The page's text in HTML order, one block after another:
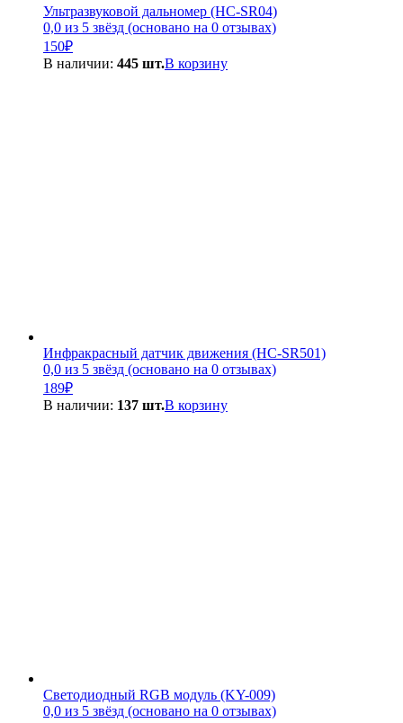
Ультразвуковой дальномер (HC-SR04)
0,0 из 5 звёзд (основано на 0 отзывах)
150₽
В наличии: 445 шт.В корзину
Инфракрасный датчик движения (HC-SR501)
0,0 из 5 звёзд (основано на 0 отзывах)
189₽
В наличии: 137 шт.В корзину
Светодиодный RGB модуль (KY-009)
0,0 из 5 звёзд (основано на 0 отзывах)